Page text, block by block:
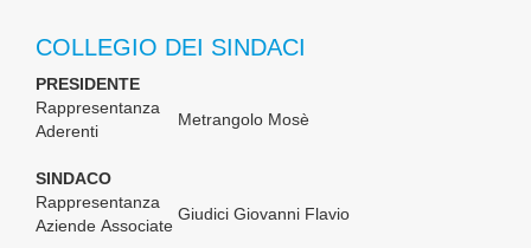
COLLEGIO DEI SINDACI
PRESIDENTE
Rappresentanza
Aderenti
Metrangolo Mosè
SINDACO
Rappresentanza
Aziende Associate
Giudici Giovanni Flavio